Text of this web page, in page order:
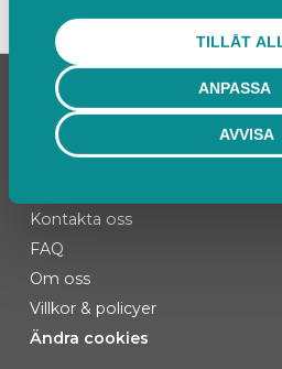
TILLÅT
ANPASSA
AVVISA
Kontakta oss
FAQ
Om oss
Villkor & policyer
Ändra cookies